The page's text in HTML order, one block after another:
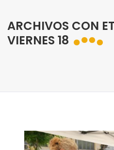
ARCHIVOS CON
VIERNES 18